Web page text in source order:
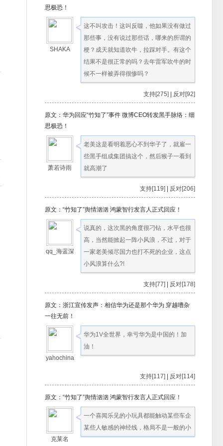
思极恐！
SHAKA
这不叫攻击！这叫反噬，他如果没有做过
那些事，没有说过那些话，哪来的所谓的
梗？成天就知道吹牛，拉踩对手。有这个
结果不是很正常的吗？去年雷军吹牛的时
候不一样被弄得很惨吗？
支持[275] 反对[92]
原文：华为回应“竹知了”事件 微博CEO转发黑手脉络：细
思极恐！
萧若诗雨
老美这是看明着恶心不到华子了，就雇一
些黑手组成集团搞这个，然后猴子一看到
就高潮了
支持[119] 反对[206]
原文：“竹知了”舆情汹汹 鸿蒙智行发言人正式回应！
qq_海蓝深
说真的，这次黑的角度很刁钻，水平也很
高，当然能掀起一阵小风浪，不过，对于
一家老美倾尽国力也打不死的企业，这点
小风浪算什么?!
支持[77] 反对[178]
原文：浙江宣传发声：相信华为还是那个华为 穿越嘈杂
一往无前！
yahochina
华为1V全世界，幸亏华为是中国的！加
油！
支持[117] 反对[114]
原文：“竹知了”舆情汹汹 鸿蒙智行发言人正式回应！
克莱名
一个喜闻乐见的小玩具都能触动某些车企
某些人敏感的神经线，格局不是一般的小